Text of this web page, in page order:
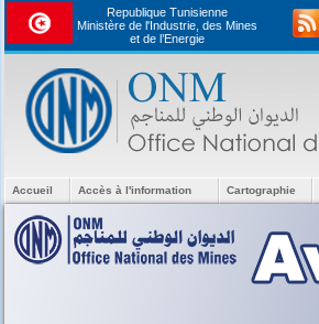
Republique Tunisienne
Ministère de l'Industrie, des Mines
et de l’Energie
Accueil Accès à l'information Cartographie